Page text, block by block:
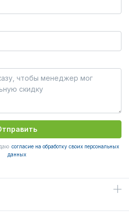
согласие на обработку своих персональных
данных